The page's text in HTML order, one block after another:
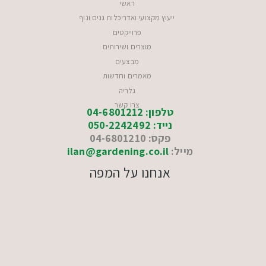
ראשי
ייעוץ מקצועי ואדריכלות גנים ונוף
פרוייקטים
מוצרים ושירותים
מבצעים
מאמרים וחדשות
גלריה
צרו קשר
טלפון: 04-6801212
נייד: 050-2242492
פקס: 04-6801210
מייל: ilan@gardening.co.il
אנחנו על המפה